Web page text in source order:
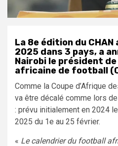
La 8e édition du
2025 dans 3 pays, a
Nairobi le président
africaine de football
Comme la Coupe d’Afrique
va être décalé comme lors
: prévu initialement en 2024
2025 du 1e au 25 février.
« Le calendrier du football